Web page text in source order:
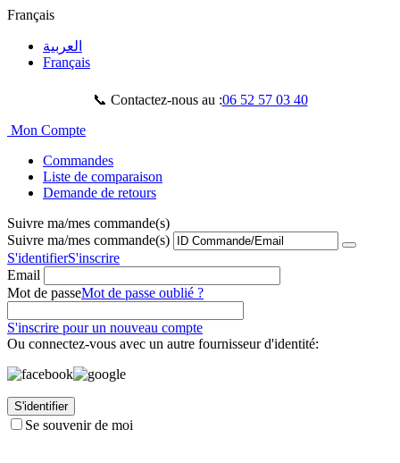
Français
العربية
Français
📞 Contactez-nous au :06 52 57 03 40
Mon Compte
Commandes
Liste de comparaison
Demande de retours
Suivre ma/mes commande(s)
Suivre ma/mes commande(s)
S'identifierS'inscrire
Email
Mot de passeMot de passe oublié ?
S'inscrire pour un nouveau compte
Ou connectez-vous avec un autre fournisseur d'identité:
S'identifier
Se souvenir de moi